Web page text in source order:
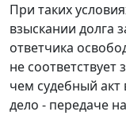
При таких
взыскании долга
ответчика
не соответствует
чем судебный акт
дело - передаче